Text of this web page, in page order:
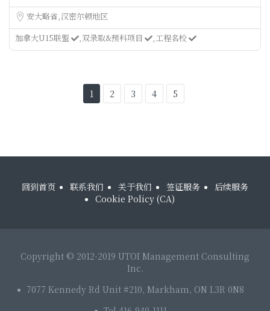
安大略省汉密尔顿地区
加拿大U15联盟
双录取&预科项目 工程名校
1 2 3 4 5
回到首页 联系我们 关于我们 签证服务
后续服务
Cookie Policy (CA)
Copyright © 2012-2019 UTOI Management Consulting
Inc.
7077 Kennedy Rd Unit #210, Markham, ON L3R 0N8